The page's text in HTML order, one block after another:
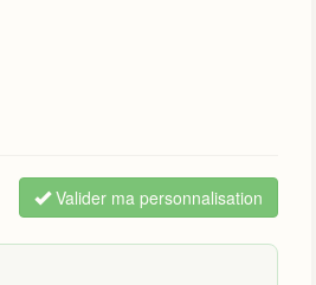
Valider ma personnalisation